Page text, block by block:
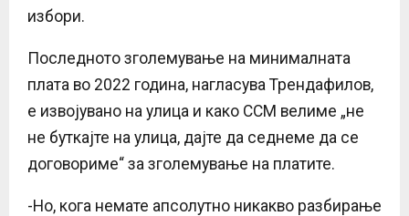
избори.
Последното зголемување на минималната
плата во 2022 година, нагласува Трендафилов,
е извојувано на улица и како ССМ велиме „не
не буткајте на улица, дајте да седнеме да се
договориме“ за зголемување на платите.
-Но, кога немате апсолутно никакво разбирање